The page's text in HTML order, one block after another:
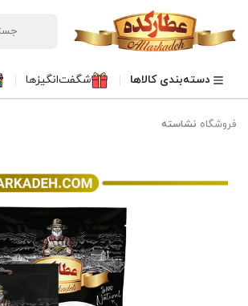
دسته‌بندی کالاها شگفت‌انگیزها
فروشگاه نشاسته